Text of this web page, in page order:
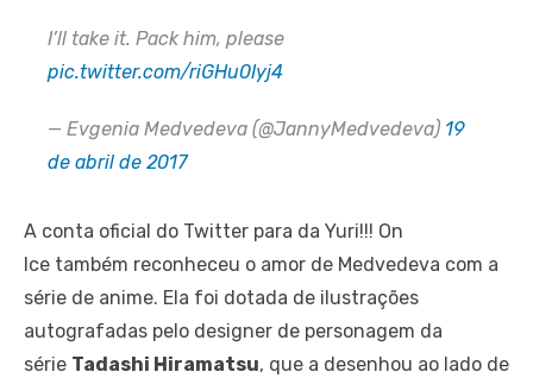
I’ll take it. Pack him, please
pic.twitter.com/riGHu0Iyj4
— Evgenia Medvedeva (@JannyMedvedeva) 19
de abril de 2017
A conta oficial do Twitter para da Yuri!!! On
Ice também reconheceu o amor de Medvedeva com a
série de anime. Ela foi dotada de ilustrações
autografadas pelo designer de personagem da
série Tadashi Hiramatsu, que a desenhou ao lado de